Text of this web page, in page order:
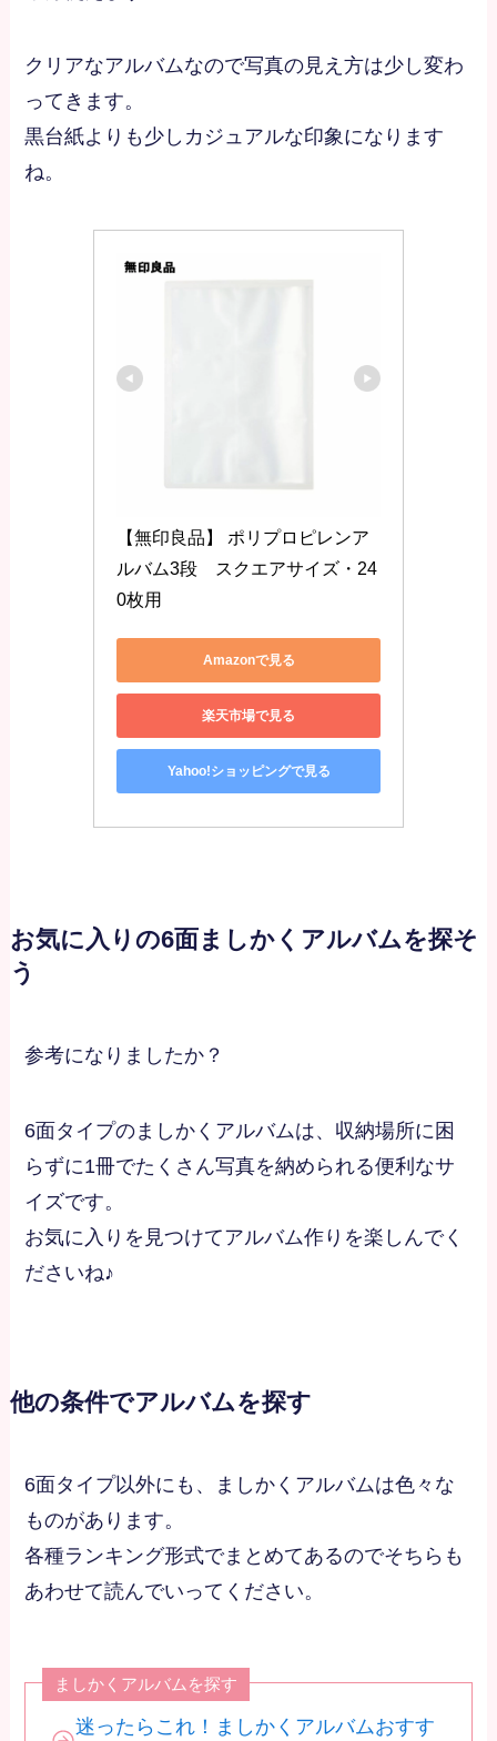
クリアなアルバムなので写真の見え方は少し変わ
ってきます。
黒台紙よりも少しカジュアルな印象になります
ね。
【無印良品】 ポリプロピレンア
ルバム3段　スクエアサイズ・24
0枚用
Amazonで見る
楽天市場で見る
Yahoo!ショッピングで見る
お気に入りの6面ましかくアルバムを探そ
う
参考になりましたか？
6面タイプのましかくアルバムは、収納場所に困
らずに1冊でたくさん写真を納められる便利なサ
イズです。
お気に入りを見つけてアルバム作りを楽しんでく
ださいね♪
他の条件でアルバムを探す
6面タイプ以外にも、ましかくアルバムは色々な
ものがあります。
各種ランキング形式でまとめてあるのでそちらも
あわせて読んでいってください。
ましかくアルバムを探す
迷ったらこれ！ましかくアルバムおすす